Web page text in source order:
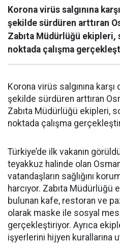
Korona virüs salgınına
şekilde sürdüren arttıran
Zabıta Müdürlüğü ekipleri,
noktada çalışma
Korona virüs salgınına
şekilde sürdüren arttıran
Zabıta Müdürlüğü ekipleri,
noktada çalışma
Türkiye’de ilk vakanın
teyakkuz halinde olan
vatandaşların sağlığını
harcıyor. Zabıta Müdürlüğü
bulunan kafe, restoran ve
olarak maske ile sosyal
gerçekleştiriyor. Ayrıca
işyerlerini hijyen kurallarına